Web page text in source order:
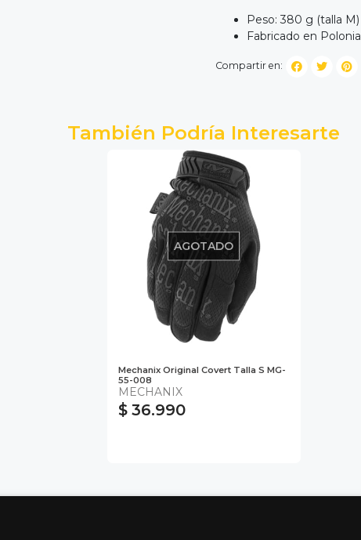
Peso: 380 g (talla M)
Fabricado en Polonia
Compartir en:
También Podría Interesarte
AGOTADO
Mechanix Original Covert Talla S MG-
55-008
MECHANIX
$ 36.990